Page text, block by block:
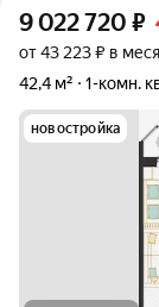
9 022 720 ₽
от 43 223 ₽ в
42,4 м²
1-комн.
новостройка